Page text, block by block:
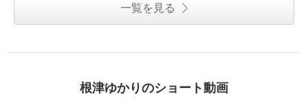
一覧を見る
根津ゆかりのショート動画